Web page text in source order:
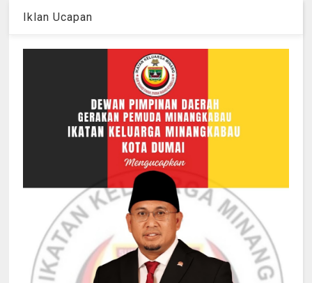
Iklan Ucapan